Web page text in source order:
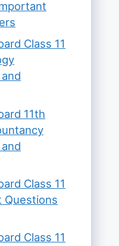
Class 11
11th
Class 11
Questions
Class 11